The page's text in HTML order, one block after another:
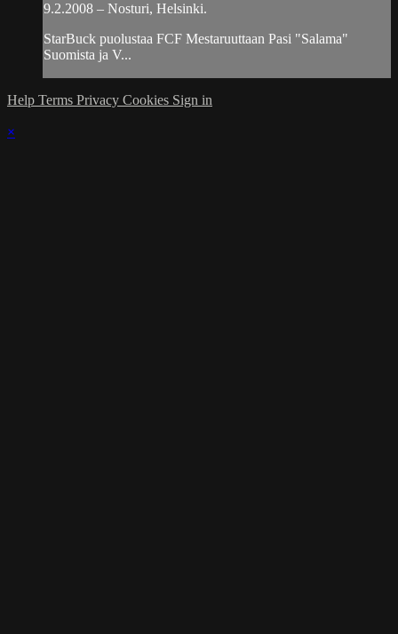
9.2.2008 – Nosturi, Helsinki.
StarBuck puolustaa FCF Mestaruuttaan Pasi "Salama"
Suomista ja V...
Help Terms Privacy Cookies Sign in
×